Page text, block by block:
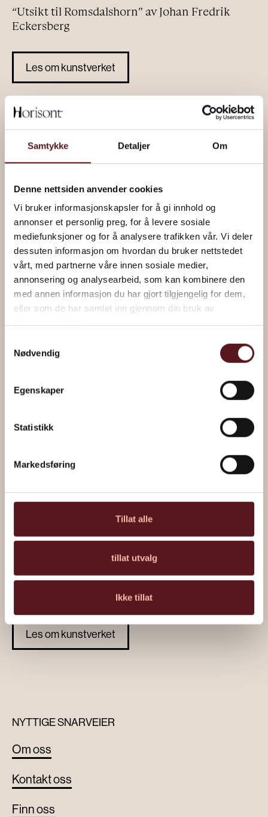
Samtykke Detaljer Om
Denne nettsiden anvender cookies
Vi bruker informasjonskapsler for å gi innhold og
annonser et personlig preg, for å levere sosiale
mediefunksjoner og for å analysere trafikken vår. Vi deler
dessuten informasjon om hvordan du bruker nettstedet
vårt, med partnerne våre innen sosiale medier,
annonsering og analysearbeid, som kan kombinere den
med annen informasjon du har gjort tilgjengelig for dem,
eller som de har samlet inn gjennom din bruk av
Nødvendig
Egenskaper
Statistikk
Markedsføring
Tillat alle
tillat utvalg
Ikke tillat
“Utsikt til Romsdalshorn” av Johan Fredrik
Eckersberg
Les om kunstverket
“Under Treet” av Håkon Gullvåg
Les om kunstverket
“Urfisk” av Håkon Gullvåg
Les om kunstverket
NYTTIGE SNARVEIER
Om oss
Kontakt oss
Finn oss